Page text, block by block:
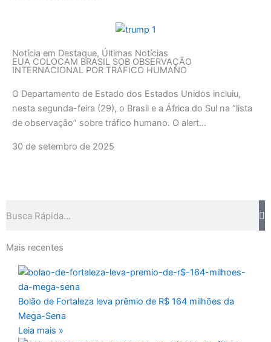
Notícia em Destaque, Últimas Notícias
EUA COLOCAM BRASIL SOB OBSERVAÇÃO
INTERNACIONAL POR TRÁFICO HUMANO
O Departamento de Estado dos Estados Unidos incluiu,
nesta segunda-feira (29), o Brasil e a África do Sul na “lista
de observação” sobre tráfico humano. O alert...
30 de setembro de 2025
Mais recentes
Bolão de Fortaleza leva prêmio de R$ 164 milhões da
Mega-Sena
Leia mais »